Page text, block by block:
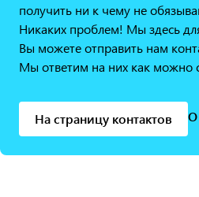
получить ни к чему не
Никаких проблем! Мы здесь
Вы можете отправить нам
Мы ответим на них как можно
На страницу контактов О